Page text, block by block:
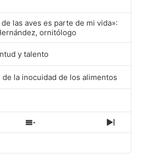
las aves es parte de mi vida»:
ornitólogo
y talento
de la inocuidad de los alimentos
Show
Next